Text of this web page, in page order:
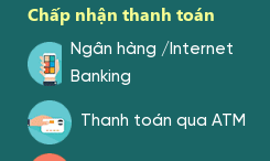
Chấp nhận thanh toán
Ngân hàng /Internet
Banking
Thanh toán qua ATM